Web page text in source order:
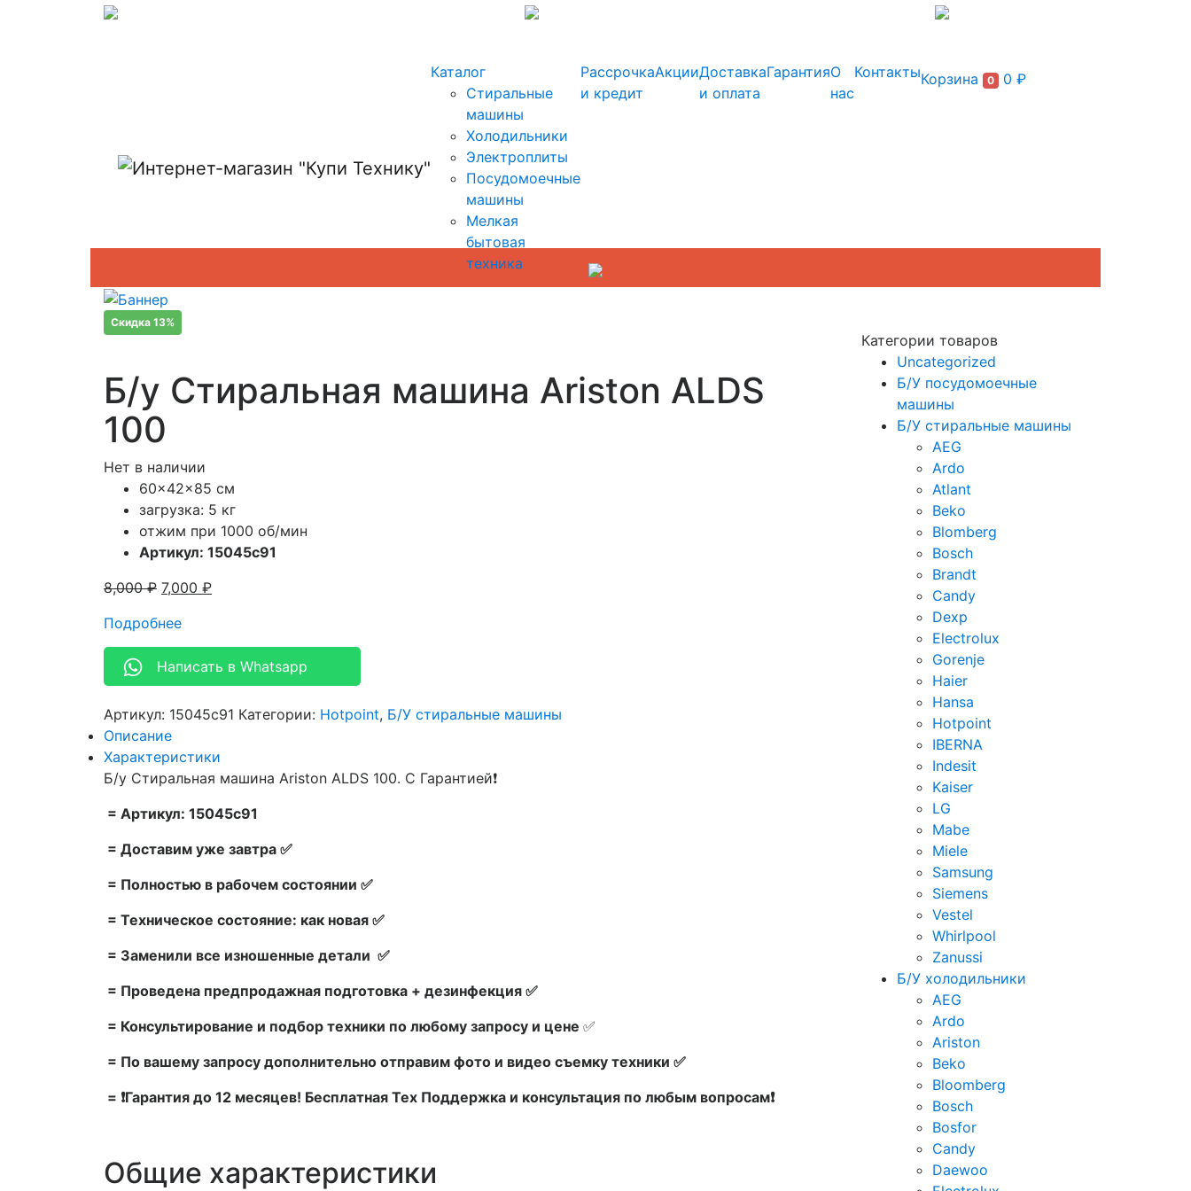
Каталог
Стиральные
машины
Холодильники
Электроплиты
Посудомоечные
машины
Мелкая
бытовая
техника
Рассрочка
и кредит
АкцииДоставка
и оплата
ГарантияО
нас
КонтактыКорзина 0 0 ₽
Скидка 13%
Б/у Стиральная машина Ariston ALDS
100
Нет в наличии
60x42x85 см
загрузка: 5 кг
отжим при 1000 об/мин
Артикул: 15045c91
8,000₽ 7,000 ₽
Подробнее
Написать в Whatsapp
Артикул: 15045c91 Категории: Hotpoint, Б/У стиральные машины
Описание
Характеристики
Б/у Стиральная машина Ariston ALDS 100. С Гарантией❗
= Артикул: 15045c91
= Доставим уже завтра ✅
= Полностью в рабочем состоянии ✅
= Техническое состояние: как новая ✅
= Заменили все изношенные детали ✅
= Проведена предпродажная подготовка + дезинфекция ✅
= Консультирование и подбор техники по любому запросу и цене ✅
= По вашему запросу дополнительно отправим фото и видео съемку техники ✅
= ❗Гарантия до 12 месяцев! Бесплатная Тех Поддержка и консультация по любым вопросам❗
Общие характеристики
Категории товаров
Uncategorized
Б/У посудомоечные
машины
Б/У стиральные машины
AEG
Ardo
Atlant
Beko
Blomberg
Bosch
Brandt
Candy
Dexp
Electrolux
Gorenje
Haier
Hansa
Hotpoint
IBERNA
Indesit
Kaiser
LG
Mabe
Miele
Samsung
Siemens
Vestel
Whirlpool
Zanussi
Б/У холодильники
AEG
Ardo
Ariston
Beko
Bloomberg
Bosch
Bosfor
Candy
Daewoo